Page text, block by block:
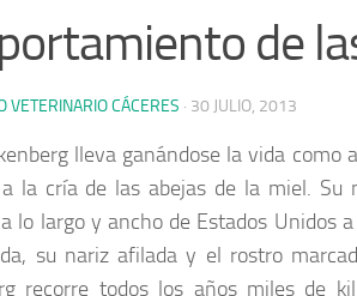
de
VETERINARIO CÁCERES · 30 JULIO, 2013
lleva ganándose la vida como
a la cría de las abejas de la miel. Su
lo largo y ancho de Estados Unidos
su nariz afilada y el rostro
recorre todos los años miles de